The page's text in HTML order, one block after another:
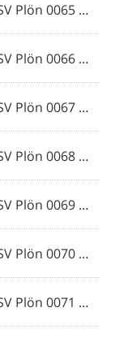
20230901 VfB Kiel - TSV Plön 0065 © 2023 Ismail Yesilyurt.jpg
20230901 VfB Kiel - TSV Plön 0066 © 2023 Ismail Yesilyurt.jpg
20230901 VfB Kiel - TSV Plön 0067 © 2023 Ismail Yesilyurt.jpg
20230901 VfB Kiel - TSV Plön 0068 © 2023 Ismail Yesilyurt.jpg
20230901 VfB Kiel - TSV Plön 0069 © 2023 Ismail Yesilyurt.jpg
20230901 VfB Kiel - TSV Plön 0070 © 2023 Ismail Yesilyurt.jpg
20230901 VfB Kiel - TSV Plön 0071 © 2023 Ismail Yesilyurt.jpg